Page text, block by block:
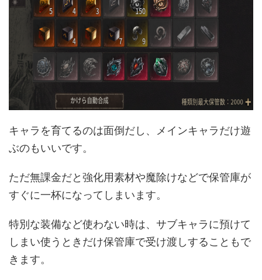
キャラを育てるのは面倒だし、メインキャラだけ遊
ぶのもいいです。
ただ無課金だと強化用素材や魔除けなどで保管庫が
すぐに一杯になってしまいます。
特別な装備など使わない時は、サブキャラに預けて
しまい使うときだけ保管庫で受け渡しすることもで
きます。